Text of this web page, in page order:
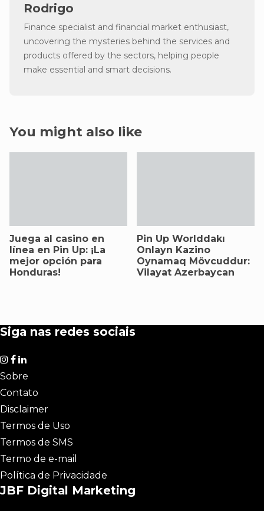
Rodrigo
Finance specialist and financial market enthusiast,
uncovering the mysteries behind the services and
products offered by the sectors, helping people
make essential and smart decisions.
You might also like
Juega al casino en
línea en Pin Up: ¡La
mejor opción para
Honduras!
Pin Up Worlddakı
Onlayn Kazino
Oynamaq Mövcuddur:
Vilayat Azerbaycan
Siga nas redes sociais
Sobre
Contato
Disclaimer
Termos de Uso
Termos de SMS
Termo de e-mail
Política de Privacidade
JBF Digital Marketing